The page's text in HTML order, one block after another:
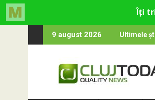
to
9 august 2026 Ultimele
din Cluj
care rămân: Almost Still